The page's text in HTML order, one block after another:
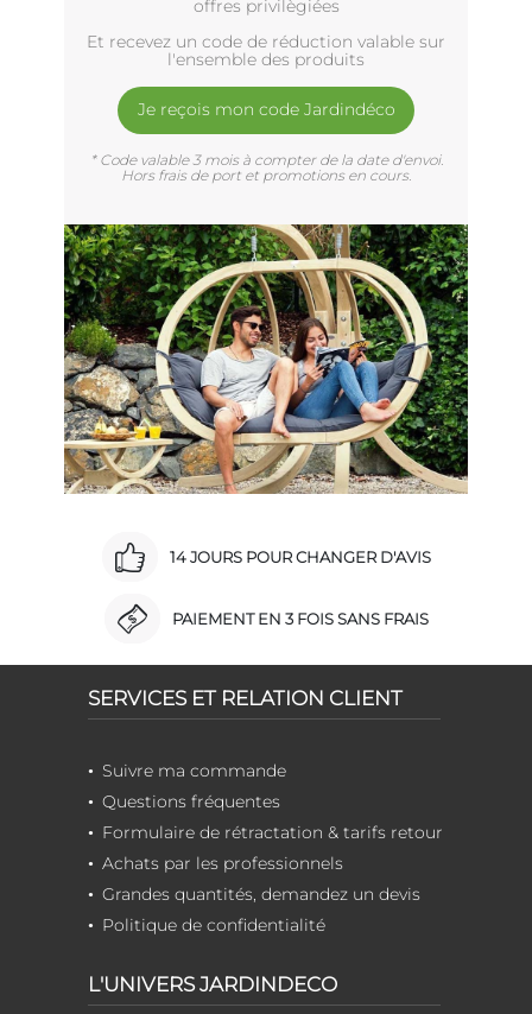
offres privilègiées
Et recevez un code de réduction valable sur
l'ensemble des produits
Je reçois mon code Jardindéco
* Code valable 3 mois à compter de la date d'envoi.
Hors frais de port et promotions en cours.
14 JOURS POUR CHANGER D'AVIS
PAIEMENT EN 3 FOIS SANS FRAIS
SERVICES ET RELATION CLIENT
Suivre ma commande
Questions fréquentes
Formulaire de rétractation & tarifs retour
Achats par les professionnels
Grandes quantités, demandez un devis
Politique de confidentialité
L'UNIVERS JARDINDECO